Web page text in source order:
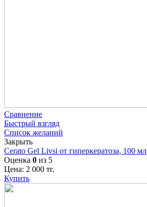
Сравнение
Быстрый взгляд
Список желаний
Закрыть
Cerato Gel Livsi от гиперкератоза, 100 мл
Оценка 0 из 5
Цена: 2 000 тг.
Купить